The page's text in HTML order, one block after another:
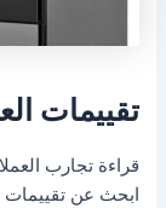
تقييمات
قراءة تجارب
ابحث عن تقييمات